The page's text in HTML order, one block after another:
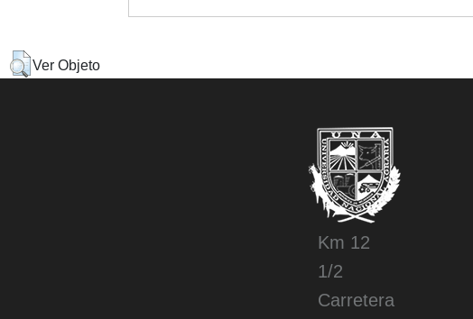
Ver Objeto
Km 12
1/2
Carretera